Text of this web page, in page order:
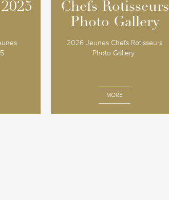
Chefs Rotisseurs
Photo Gallery
2026 Jeunes Chefs Rotisseurs
Photo Gallery
MORE
Chefs Rotisseurs
Photo Gallery